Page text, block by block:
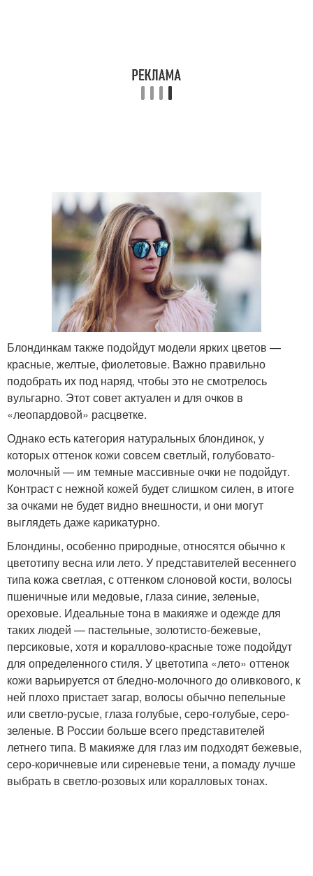
Блондинкам также подойдут модели ярких цветов —
красные, желтые, фиолетовые. Важно правильно
подобрать их под наряд, чтобы это не смотрелось
вульгарно. Этот совет актуален и для очков в
«леопардовой» расцветке.
Однако есть категория натуральных блондинок, у
которых оттенок кожи совсем светлый, голубовато-
молочный — им темные массивные очки не подойдут.
Контраст с нежной кожей будет слишком силен, в итоге
за очками не будет видно внешности, и они могут
выглядеть даже карикатурно.
Блондины, особенно природные, относятся обычно к
цветотипу весна или лето. У представителей весеннего
типа кожа светлая, с оттенком слоновой кости, волосы
пшеничные или медовые, глаза синие, зеленые,
ореховые. Идеальные тона в макияже и одежде для
таких людей — пастельные, золотисто-бежевые,
персиковые, хотя и кораллово-красные тоже подойдут
для определенного стиля. У цветотипа «лето» оттенок
кожи варьируется от бледно-молочного до оливкового, к
ней плохо пристает загар, волосы обычно пепельные
или светло-русые, глаза голубые, серо-голубые, серо-
зеленые. В России больше всего представителей
летнего типа. В макияже для глаз им подходят бежевые,
серо-коричневые или сиреневые тени, а помаду лучше
выбрать в светло-розовых или коралловых тонах.